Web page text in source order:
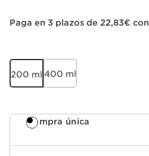
Paga en 3 plazos de 22,83€ con
200 ml 400 ml
Compra única